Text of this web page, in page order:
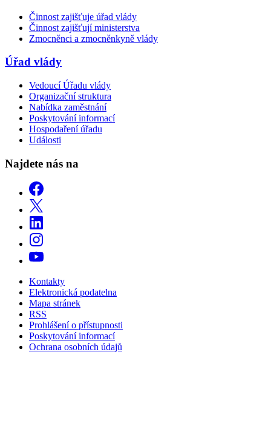
Činnost zajišťuje úřad vlády
Činnost zajišťují ministerstva
Zmocněnci a zmocněnkyně vlády
Úřad vlády
Vedoucí Úřadu vlády
Organizační struktura
Nabídka zaměstnání
Poskytování informací
Hospodaření úřadu
Události
Najdete nás na
Kontakty
Elektronická podatelna
Mapa stránek
RSS
Prohlášení o přístupnosti
Poskytování informací
Ochrana osobních údajů